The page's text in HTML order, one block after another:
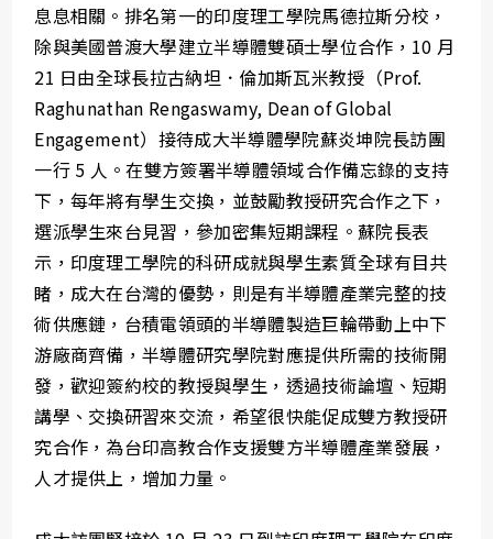
息息相關。排名第一的印度理工學院馬德拉斯分校，
除與美國普渡大學建立半導體雙碩士學位合作，10 月
21 日由全球長拉古納坦．倫加斯瓦米教授（Prof.
Raghunathan Rengaswamy, Dean of Global
Engagement）接待成大半導體學院蘇炎坤院長訪團
一行 5 人。在雙方簽署半導體領域合作備忘錄的支持
下，每年將有學生交換，並鼓勵教授研究合作之下，
選派學生來台見習，參加密集短期課程。蘇院長表
示，印度理工學院的科研成就與學生素質全球有目共
睹，成大在台灣的優勢，則是有半導體產業完整的技
術供應鏈，台積電領頭的半導體製造巨輪帶動上中下
游廠商齊備，半導體研究學院對應提供所需的技術開
發，歡迎簽約校的教授與學生，透過技術論壇、短期
講學、交換研習來交流，希望很快能促成雙方教授研
究合作，為台印高教合作支援雙方半導體產業發展，
人才提供上，增加力量。